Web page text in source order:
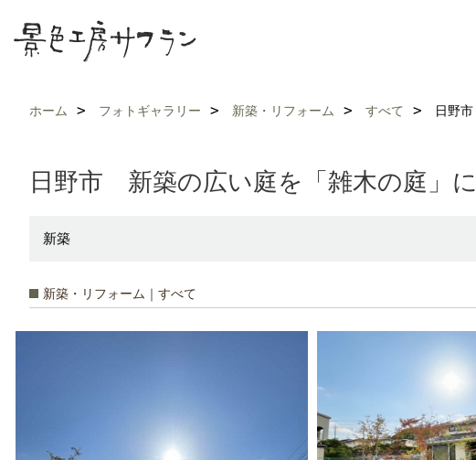
ホーム フォトギャラリー 新築・リフォーム すべて 日野
日野市 新築の広い庭を「雑木の庭」
新築
新築・リフォーム｜すべて